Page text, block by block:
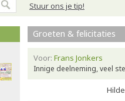
Stuur ons je tip!
Groeten & felicitaties
Voor: Frans Jonkers
Innige deelneming, veel